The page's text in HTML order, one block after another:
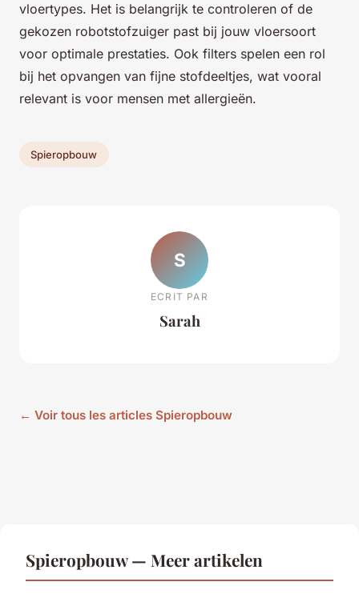
vloertypes. Het is belangrijk te controleren of de
gekozen robotstofzuiger past bij jouw vloersoort
voor optimale prestaties. Ook filters spelen een rol
bij het opvangen van fijne stofdeeltjes, wat vooral
relevant is voor mensen met allergieën.
Spieropbouw
S
ECRIT PAR
Sarah
← Voir tous les articles Spieropbouw
Spieropbouw — Meer artikelen